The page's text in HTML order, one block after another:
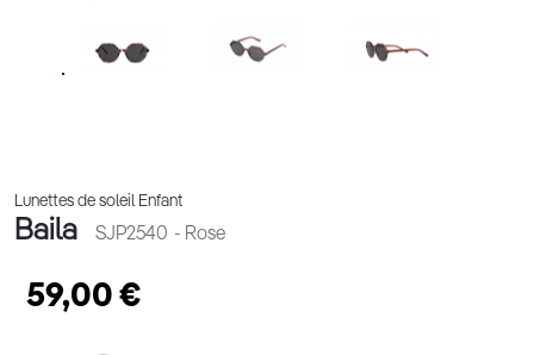
Lunettes de soleil Enfant
Baila SJP2540 - Rose
59,00 €